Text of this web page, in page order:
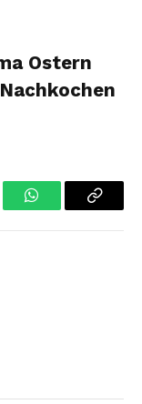
Ostern
WhatsAppCopy